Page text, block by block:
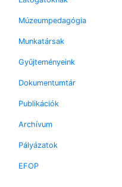
Múzeumpedagógia
Munkatársak
Gyűjteményeink
Dokumentumtár
Publikációk
Archívum
Pályázatok
EFOP